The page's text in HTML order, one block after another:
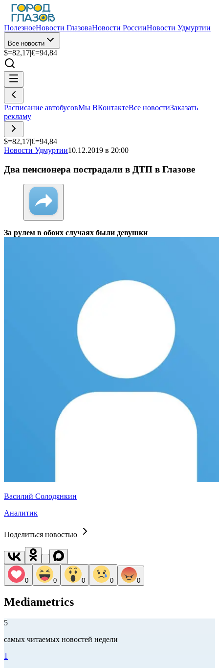
ПолезноеНовости ГлазоваНовости РоссииНовости Удмуртии
Все новости
$=82,17|€=94,84
Расписание автобусовМы ВКонтактеВсе новостиЗаказать
рекламу
$=82,17|€=94,84
Новости Удмуртии10.12.2019 в 20:00
Два пенсионера пострадали в ДТП в Глазове
За рулем в обоих случаях были девушки
Василий Солодянкин
Аналитик
Поделиться новостью
0 0 0 0 0
Mediametrics
5
самых читаемых новостей недели
1